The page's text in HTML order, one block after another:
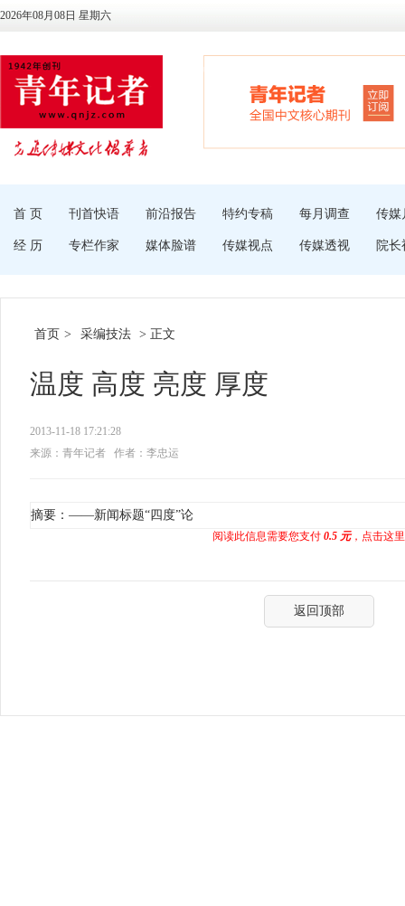
2026年08月08日 星期六
首 页 刊首快语 前沿报告 特约专稿 每月调查 传媒
经 历 专栏作家 媒体脸谱 传媒视点 传媒透视 院长
首页 > 采编技法 > 正文
温度 高度 亮度 厚度
2013-11-18 17:21:28
来源：青年记者
作者：李忠运
摘要：——新闻标题“四度”论
阅读此信息需要您支付 0.5 元，点击这
返回顶部